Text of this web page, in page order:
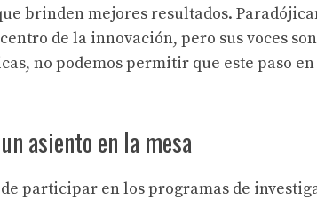
brinden mejores resultados.
de la innovación, pero sus voces
no podemos permitir que este paso en
asiento en la mesa
participar en los programas de